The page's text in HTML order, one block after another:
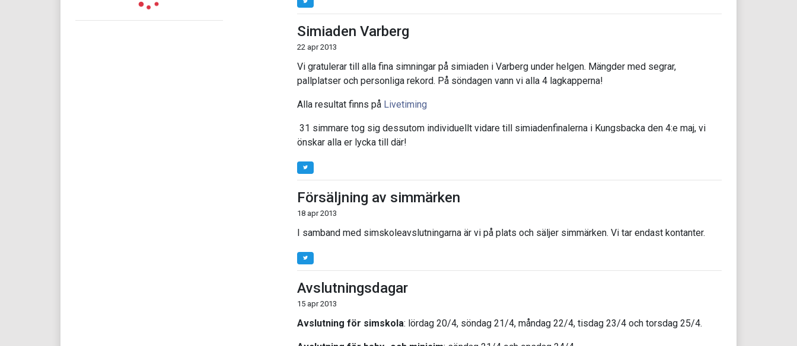
Simiaden Varberg
22 apr 2013
Vi gratulerar till alla fina simningar på simiaden i Varberg under helgen. Mängder med segrar,
pallplatser och personliga rekord. På söndagen vann vi alla 4 lagkapperna!
Alla resultat finns på Livetiming
31 simmare tog sig dessutom individuellt vidare till simiadenfinalerna i Kungsbacka den 4:e maj, vi
önskar alla er lycka till där!
Försäljning av simmärken
18 apr 2013
I samband med simskoleavslutningarna är vi på plats och säljer simmärken. Vi tar endast kontanter.
Avslutningsdagar
15 apr 2013
Avslutning för simskola: lördag 20/4, söndag 21/4, måndag 22/4, tisdag 23/4 och torsdag 25/4.